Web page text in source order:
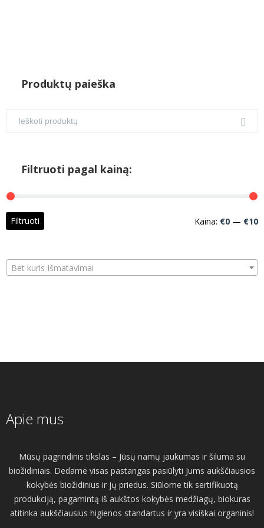
Produktų paieška
Filtruoti pagal kainą:
Filtruoti Kaina: €0 — €10
Bet kuris Išmatavimai
Apie mus
Mūsų pagrindinis tikslas – Jūsų namų jaukumas ir šiluma su
biožidiniais. Dedame visas pastangas pasiūlyti Jums aukščiausios
kokybės biožidinius ir jų priedus. Siūlome tik sertifikuotą
produkciją, pagamintą iš aukštos kokybės medžiagų, biokuras
atitinka aukščiausius higienos standartus ir yra visiškai organinis!